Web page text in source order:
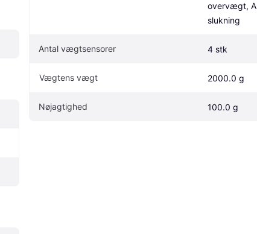
overvægt,
slukning
Antal vægtsensorer 4 stk
Vægtens vægt 2000.0 g
Nøjagtighed 100.0 g